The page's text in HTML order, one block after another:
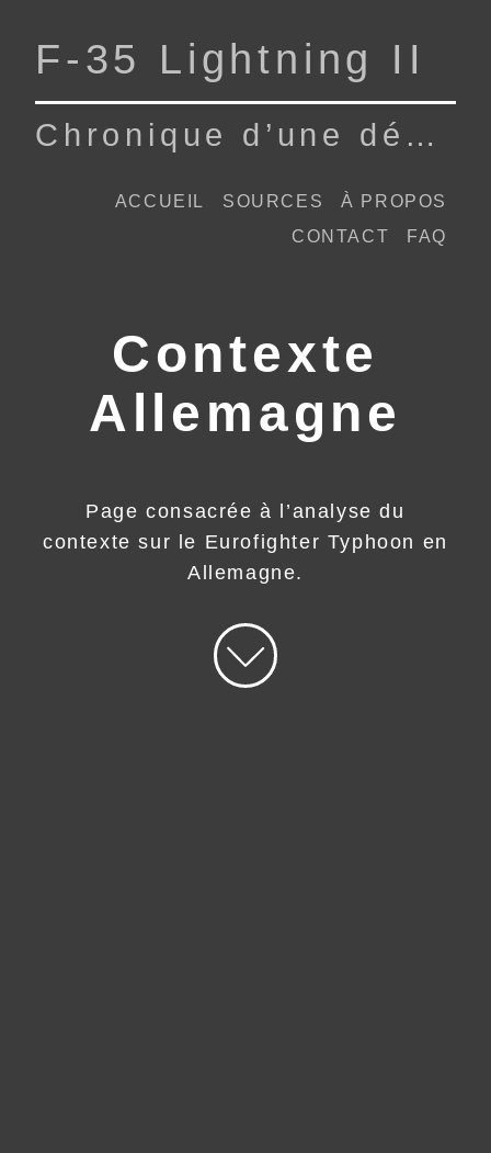
F‑35 Lightning II
Chronique d’une dépendance
ACCUEIL SOURCES
À PROPOS
CONTACT
FAQ
Contexte
Allemagne
Page consacrée à l’analyse du
contexte sur le Eurofighter Typhoon en
Allemagne.